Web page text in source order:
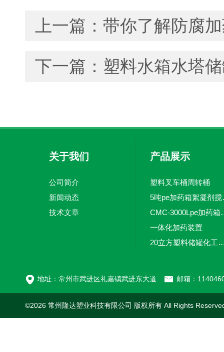
上一篇： 带你了解防腐
下一篇： 塑料水箱水塔
关于我们
公司简介
新闻动态
技术文章
产品展示
塑料叉车桶周转桶
5吨pe
CMC-
一体化加药装置
20立方塑料储罐化工储
地址：常州市武进区礼嘉镇武进东大道 邮箱：
©2026 常州隆达塑业科技有限公司 版权所有 All Rights